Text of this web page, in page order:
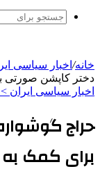
خانه/ اخبار سیاسی
دختر کاپشن صورتی
اخبار سیاسی
حراج
برای کمک